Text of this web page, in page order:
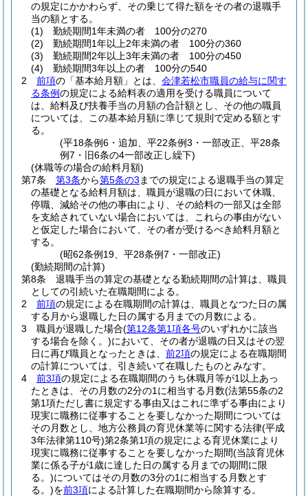
の規定にかかわらず、その乗じて得た額をその者の退職手
当の額とする。
(1)
勤続期間1年未満の者 100分の270
(2)
勤続期間1年以上2年未満の者 100分の360
(3)
勤続期間2年以上3年未満の者 100分の450
(4)
勤続期間3年以上の者 100分の540
2
前項の「基本給月額」とは、 会津若松市職員の給与に関す
る条例の規定による給料表の適用を受ける職員について
は、給料及び扶養手当の月額の合計額とし、その他の職員
については、この基本給月額に準じて規則で定める額とす
る。
(平18条例6・追加、平22条例3・一部改正、平28条
例7・旧6条の4一部改正し繰下)
(休職等の場合の給料月額)
第7条
第3条から第5条の3 までの規定による退職手当の算定
の基礎となる給料月額は、職員が退職の日において休職、
停職、減給その他の事由により、その給料の一部又は全部
を支給されていない場合においては、これらの事由がない
と仮定した場合において、その者が受けるべき給料月額と
する。
(昭62条例19、平28条例7・一部改正)
(勤続期間の計算)
第8条
退職手当の算定の基礎となる勤続期間の計算は、職員
としての引続いた在職期間による。
2
前項の規定による在職期間の計算は、職員となつた日の属
する月から退職した日の属する月までの月数による。
3
職員が退職した場合(第12条第1項各号のいずれかに該当
する場合を除く。)において、その者が退職の日又はその翌
日に再び職員となったときは、 前2項の規定による在職期間
の計算については、引き続いて在職したものとみなす。
4
前3項の規定による在職期間のうち休職月等が1以上あっ
たときは、その月数の2分の1に相当する月数(法第55条の2
第1項ただし書に規定する事由又はこれに準ずる事由により
現実に職務に従事することを要しなかった期間については
その月数とし、地方公務員の育児休業等に関する法律(平成
3年法律第110号)第2条第1項の規定による育児休業により
現実に職務に従事することを要しなかった期間(当該育児休
業に係る子が1歳に達した日の属する月までの期間に限
る。)についてはその月数の3分の1に相当する月数とす
る。)を前3項による計算した在職期間から除算する。